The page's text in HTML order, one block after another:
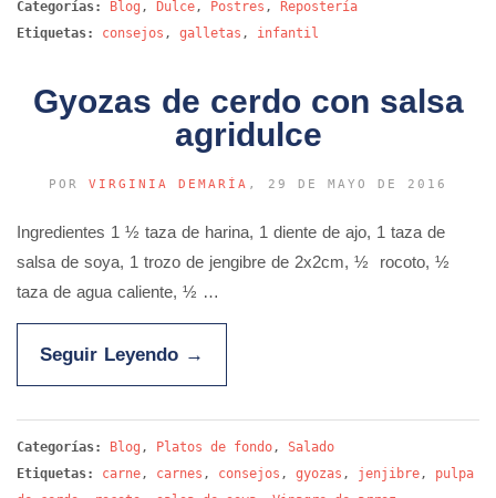
Categorías: Blog , Dulce , Postres , Repostería
Etiquetas:
consejos , galletas , infantil
Gyozas de cerdo con salsa
agridulce
POR VIRGINIA DEMARÍA , 29 DE MAYO DE 2016
Ingredientes 1 ½ taza de harina, 1 diente de ajo, 1 taza de
salsa de soya, 1 trozo de jengibre de 2x2cm, ½ rocoto, ½
taza de agua caliente, ½ …
Seguir Leyendo →
Categorías: Blog , Platos de fondo , Salado
Etiquetas:
carne , carnes , consejos , gyozas , jenjibre , pulpa